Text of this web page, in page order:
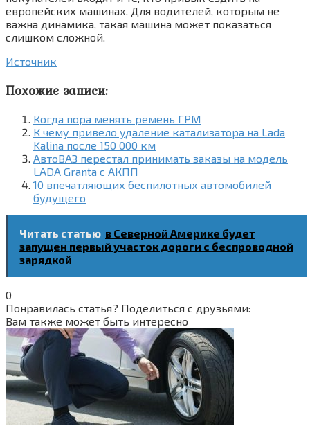
европейских машинах. Для водителей, которым не
важна динамика, такая машина может показаться
слишком сложной.
Источник
Похожие записи:
Когда пора менять ремень ГРМ
К чему привело удаление катализатора на Lada
Kalina после 150 000 км
АвтоВАЗ перестал принимать заказы на модель
LADA Granta с АКПП
10 впечатляющих беспилотных автомобилей
будущего
Читать статью в Северной Америке будет
запущен первый участок дороги с беспроводной
зарядкой
0
Понравилась статья? Поделиться с друзьями:
Вам также может быть интересно